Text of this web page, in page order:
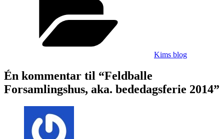
bededagsferie
2014
Kims blog
Én kommentar til “Feldballe
Forsamlingshus, aka. bededagsferie 2014”